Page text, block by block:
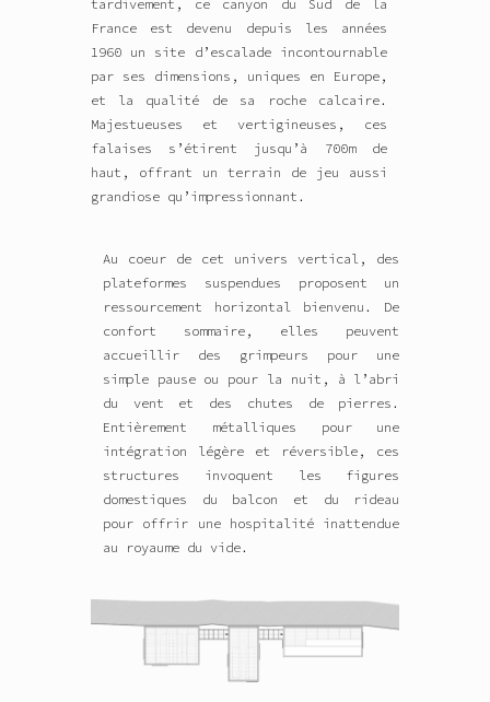
tardivement, ce canyon du Sud de la
France est devenu depuis les années
1960 un site d’escalade incontournable
par ses dimensions, uniques en Europe,
et la qualité de sa roche calcaire.
Majestueuses et vertigineuses, ces
falaises s’étirent jusqu’à 700m de
haut, offrant un terrain de jeu aussi
grandiose qu’impressionnant.
Au coeur de cet univers vertical, des
plateformes suspendues proposent un
ressourcement horizontal bienvenu. De
confort sommaire, elles peuvent
accueillir des grimpeurs pour une
simple pause ou pour la nuit, à l’abri
du vent et des chutes de pierres.
Entièrement métalliques pour une
intégration légère et réversible, ces
structures invoquent les figures
domestiques du balcon et du rideau
pour offrir une hospitalité inattendue
au royaume du vide.